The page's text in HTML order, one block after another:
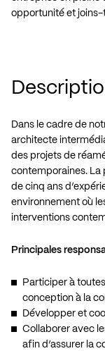
opportunité et joins-
Dans le cadre de
architecte
des projets de
contemporaines. La
de cinq ans
environnement où
interventions
Principales
Participer à
conception à la
Développer et
Collaborer avec
afin d’assurer la